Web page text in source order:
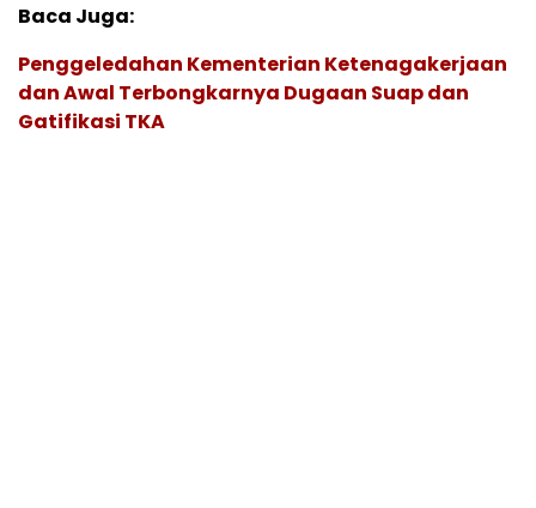
Baca Juga:
Penggeledahan Kementerian Ketenagakerjaan
dan Awal Terbongkarnya Dugaan Suap dan
Gatifikasi TKA